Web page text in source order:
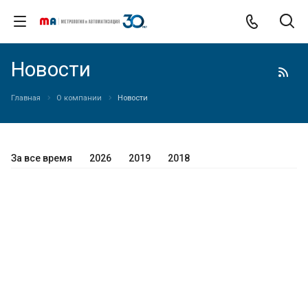
Новости
Главная О компании Новости
За все время 2026 2019 2018